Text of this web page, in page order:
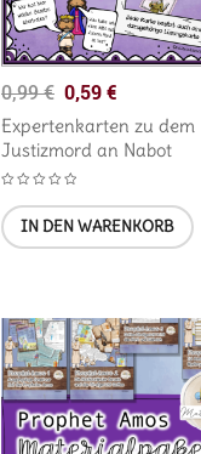
0,99€ 0,59€
Expertenkarten zu dem
Justizmord an Nabot
IN DEN WARENKORB